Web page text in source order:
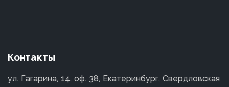
Контакты
ул. Гагарина, 14, оф. 38, Екатеринбург, Свердловская